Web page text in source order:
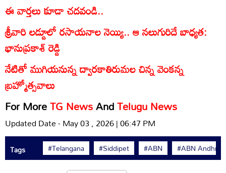
ఈ వార్తలు కూడా చదవండి..
శ్రీవారి లడ్డూలో రసాయనాల నెయ్యి.. ఆ నలుగురిదే బాధ్యత:
భానుప్రకాశ్ రెడ్డి
నేటితో ముగియనున్న ద్వారకాతిరుమల చిన్న వెంకన్న
బ్రహ్మోత్సవాలు
For MoreTG NewsAndTelugu News
Updated Date - May 03 , 2026 | 06:47 PM
Tags #Telangana #Siddipet #ABN #ABN